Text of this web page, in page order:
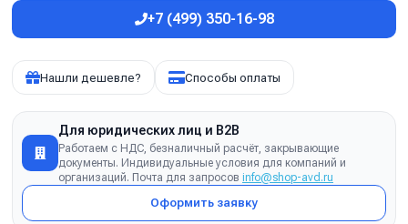
+7 (499) 350-16-98
Нашли дешевле? Способы оплаты
Для юридических лиц и B2B
Работаем с НДС, безналичный расчёт, закрывающие
документы. Индивидуальные условия для компаний и
организаций. Почта для запросов info@shop-avd.ru
Оформить заявку